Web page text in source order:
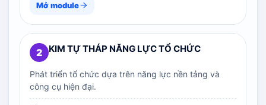
Mở module
2 KIM TỰ THÁP NĂNG LỰC TỔ CHỨC
Phát triển tổ chức dựa trên năng lực nền tảng và
công cụ hiện đại.